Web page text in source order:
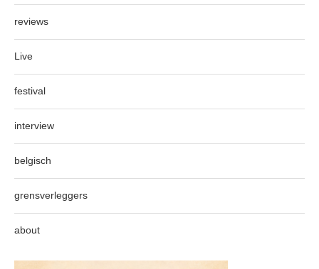
reviews
Live
festival
interview
belgisch
grensverleggers
about